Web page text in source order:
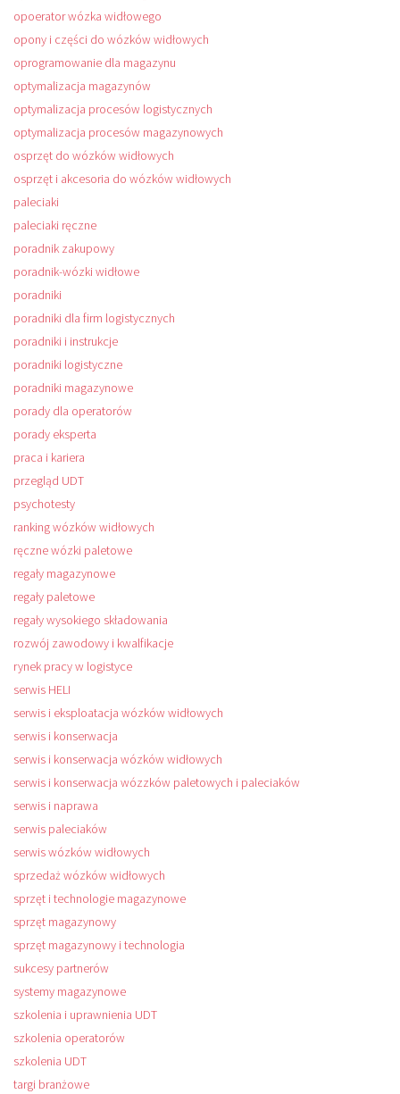
opoerator wózka widłowego
opony i części do wózków widłowych
oprogramowanie dla magazynu
optymalizacja magazynów
optymalizacja procesów logistycznych
optymalizacja procesów magazynowych
osprzęt do wózków widłowych
osprzęt i akcesoria do wózków widłowych
paleciaki
paleciaki ręczne
poradnik zakupowy
poradnik-wózki widłowe
poradniki
poradniki dla firm logistycznych
poradniki i instrukcje
poradniki logistyczne
poradniki magazynowe
porady dla operatorów
porady eksperta
praca i kariera
przegląd UDT
psychotesty
ranking wózków widłowych
ręczne wózki paletowe
regały magazynowe
regały paletowe
regały wysokiego składowania
rozwój zawodowy i kwalfikacje
rynek pracy w logistyce
serwis HELI
serwis i eksploatacja wózków widłowych
serwis i konserwacja
serwis i konserwacja wózków widłowych
serwis i konserwacja wózzków paletowych i paleciaków
serwis i naprawa
serwis paleciaków
serwis wózków widłowych
sprzedaż wózków widłowych
sprzęt i technologie magazynowe
sprzęt magazynowy
sprzęt magazynowy i technologia
sukcesy partnerów
systemy magazynowe
szkolenia i uprawnienia UDT
szkolenia operatorów
szkolenia UDT
targi branżowe